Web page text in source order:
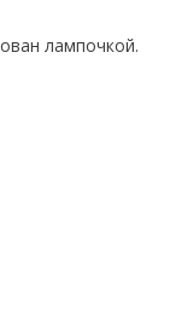
лампочкой.